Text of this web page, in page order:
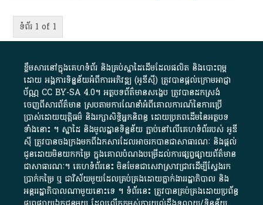
ទំព័រ 1 of 1
ខ្លឹមសារ​នៅ​ក្នុង​គេហទំព័រ និង​គ្រប់​ស្នា​ដៃ​ដើម​ដែល​ផលិត​ និង​បោះពុម្ព​
ដោយ​ អង្គការ​ទិន្នន័យ​អំពី​ការអភិវឌ្ឍ​​ (អូ​ឌី​ស៊ី)​ ត្រូវ​បាន​ផ្តល់​ក្រោម​អាជ្ញា
ប័ណ្ណ​CC BY-SA 4.0។​ អត្ថបទ​ព័ត៌មាន​សង្ខេប​ ត្រូវ​បាន​ដកស្រង់​
ចេញពី​សារព័ត៌មាន ស្របតាមការ​ណែនាំ​អំពី​គោលការណ៍​នៃ​ការ​ប្រើ
ប្រាស់​ដោយ​យុត្តិធម៌​ និង​រក្សាសិទ្ធិអ្នកនិពន្ធ ដោយ​ប្រភពដើម​នៃ​​អត្ថបទ
ទាំង​នោះ​ ។​ ស្នាដៃ​ និង​មូលដ្ឋាន​ទិន្នន័យ ​ភ្ជាប់​នៅ​លើ​គេហទំព័រ​របស់​ អូ​ឌី​
ស៊ី​ ត្រូវ​បាន​ចងក្រង​មក​ពី​ឯកសារ​ដែល​អាច​រក​បានជា​សាធារណៈ​ និង​ផ្តល់​
ជូន​ដោយ​មិន​យក​កម្រៃ​ ក្នុង​គោលបំណង​បម្រើ​ដល់ការ​ផ្សព្វផ្សាយ​ព័ត៌មាន​
ជា​សាធារណៈ​។​ គេហទំព័រ​នេះ​ មិនមែន​ជា​សេវា​ស្រាវជ្រាវ​ដើម្បី​ស្វែងរក
ប្រាក់​កម្រៃ​ ឬ​ ជា​វិស័យ​មួយ​ដែល​គ្រប់គ្រង​ដោយ​ភ្នាក់ងារ​រដ្ឋាភិបាល​ និង ​
អន្តររដ្ឋាភិបាល​ណាមួយ​នោះ​ទេ ​។​ ទំព័រ​នេះ​ ត្រូវ​បាន​គ្រប់គ្រង​ដោយ​ប្រព័ន្ធ​